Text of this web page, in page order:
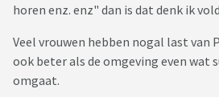
horen enz. enz" dan is dat denk ik
Veel vrouwen hebben nogal last van
ook beter als de omgeving even wat
omgaat.